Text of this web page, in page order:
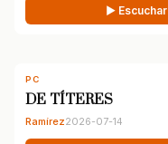
▶ Escuchar
PC
DE TÍTERES
Ramírez2026-07-14